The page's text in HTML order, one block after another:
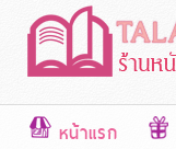
หน้าแรก